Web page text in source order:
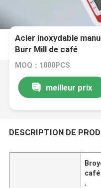
Acier inoxydable
Burr Mill de café
MOQ：1000PCS
meilleur prix
DESCRIPTION DE
café
,